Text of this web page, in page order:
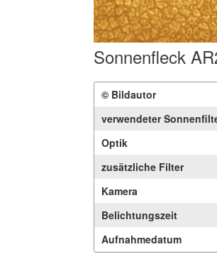
Sonnenfleck
© Bildautor
verwendeter
Optik
zusätzliche Filter
Kamera
Belichtungszeit
Aufnahmedatum